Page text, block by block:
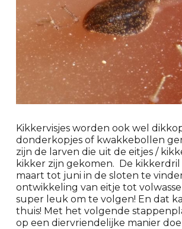
Kikkervisjes worden ook wel
donderkopjes of kwakkebollen
zijn de larven die uit de eitjes /
kikker zijn gekomen. De kikkerdril
maart tot juni in de sloten te
ontwikkeling van eitje tot
super leuk om te volgen! En dat
thuis! Met het volgende
op een diervriendelijke manier